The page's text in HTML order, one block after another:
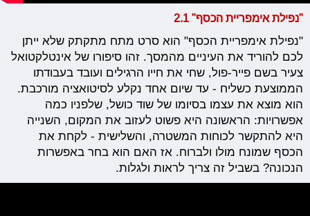
"נפילת אימפריית הכסף" 2.1
"נפילת אימפריית הכסף" הוא סרט מתח מתקתק שלא ייתן
לכם להוריד את העיניים מהמסך. זהו סיפורו של אינטלקטואל
צעיר בשם פייר-פול, שחי את חייו הרגילים ועובד בעבודתו
הממוצעת כשליח - עד שיום אחד נקלע לסיטואציה מורכבת.
הוא מוצא את עצמו בסיומו של שוד כושל, שלפניו כמה
אפשרויות: הראשונה היא פשוט לעזוב את המקום, השנייה
היא להתקשר לכוחות המשטרה, והשלישית - לקחת את
הכסף שמונח מולו ולברוח. אז האם הוא בחר באפשרות
הנכונה? בשביל זה צריך לראות ולגלות.